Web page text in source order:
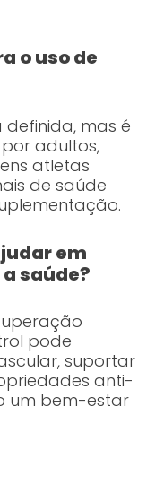
o uso de
mas é
adultos,
atletas
de saúde
em
saúde?
pode
suportar
anti-
um bem-estar